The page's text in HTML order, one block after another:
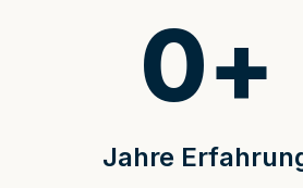
Jahre
0+